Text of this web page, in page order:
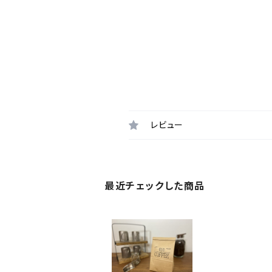
レビュー
最近チェックした商品